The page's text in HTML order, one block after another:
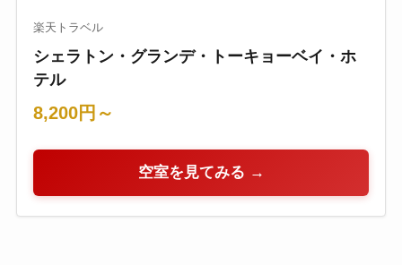
楽天トラベル
シェラトン・グランデ・トーキョーベイ・ホ
テル
8,200円～
空室を見てみる →